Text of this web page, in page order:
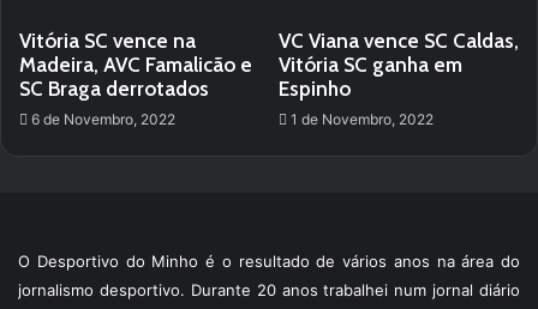
Vitória SC vence na
Madeira, AVC Famalicão e
SC Braga derrotados
6 de Novembro, 2022
VC Viana vence SC Caldas,
Vitória SC ganha em
Espinho
1 de Novembro, 2022
O Desportivo do Minho é o resultado de vários anos na área do
jornalismo desportivo. Durante 20 anos trabalhei num jornal diário